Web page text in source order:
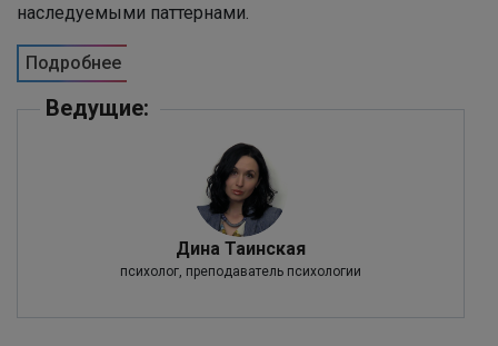
наследуемыми паттернами.
Подробнее
Ведущие:
Дина Таинская
психолог, преподаватель психологии